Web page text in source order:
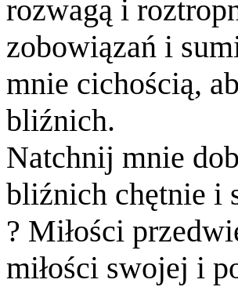
rozwagą i
zobowiązań i
mnie cichością,
bliźnich.
Natchnij mnie
bliźnich chętnie i
? Miłości
miłości swojej i